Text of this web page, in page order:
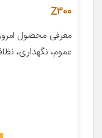
Z300
معرفی محصول
عموم، نگهداری،